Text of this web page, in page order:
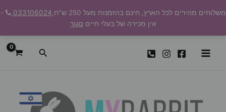
לתוכן
משלוחים מהירים לכל הארץ, חינם בהזמנות מעל 250 ש"ח
-
אין מכירה של בעלי חייםסגור
חיפוש